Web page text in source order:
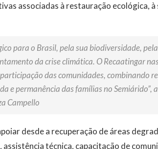
associadas à restauração ecológica,
para o Brasil, pela sua biodiversidade,
da crise climática. O Recaatingar
das comunidades, combinando
e permanência das famílias no Semiárido”,
Campello
desde a recuperação de áreas
assistência técnica, capacitação de